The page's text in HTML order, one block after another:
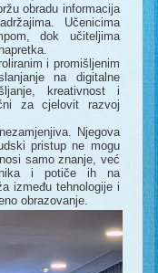
obradu informacija
Učenicima
dok učiteljima
i promišljenim
na digitalne
kreativnost i
za cjelovit razvoj
Njegova
pristup ne mogu
samo znanje, već
i potiče ih na
između tehnologije i
obrazovanje.